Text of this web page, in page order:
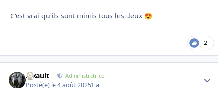
C'est vrai qu'ils sont mimis tous les deux 😍
2
S.Rault Administratrice
Posté(e) le 4 août 20251 a